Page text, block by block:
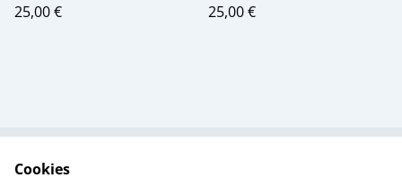
25,00 €
25,00 €
Cookies